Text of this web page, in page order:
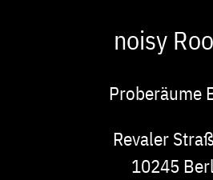
noisy
Proberäume
Revaler
10245